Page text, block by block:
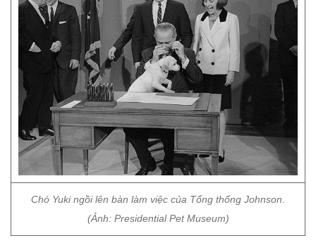
Chó Yuki ngồi lên bàn làm việc của Tổng thống Johnson.
(Ảnh: Presidential Pet Museum)